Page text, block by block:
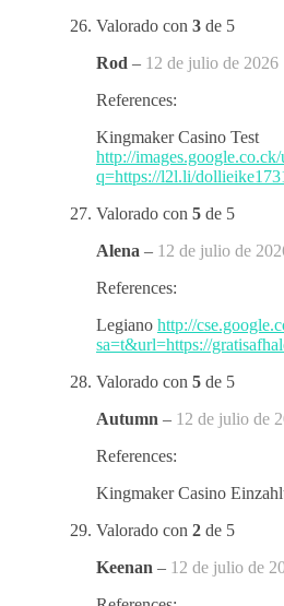
Valorado con 3 de 5
Rod – 12 de julio de 2026
References:
Kingmaker Casino Test
http://
q=https://l2l.li/
Valorado con 5 de 5
Alena – 12 de julio de
References:
Legiano http://
sa=t&url=https://
Valorado con 5 de 5
Autumn – 12 de julio de
References:
Kingmaker Casino
Valorado con 2 de 5
Keenan – 12 de julio de